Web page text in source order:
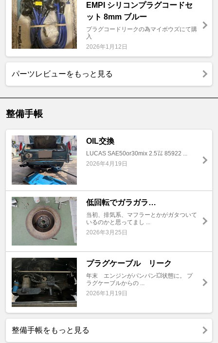
EMPI シリコンプラグコードセ
ット 8mm ブルー
プラグコードリークの為マイボウズにて購
入
2026年1月12日
パーツレビューをもっと見る
整備手帳
OIL交換
LUCAS SAE50or30mix 2.5㍑ 85922 ...
2026年4月19日
低回転でガラガラ…
当初、排気系、マフラーとかがガタついて
いるのかと思ってまし ...
2026年3月25日
プラグケーブル リーク
年末 エンジンがパンパン💥状態に。 プ
ラグケーブルからの ...
2026年1月19日
整備手帳をもっと見る